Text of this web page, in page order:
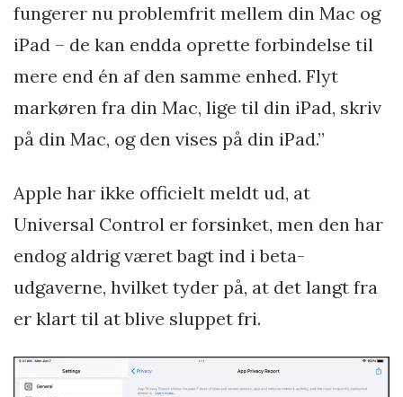
fungerer nu problemfrit mellem din Mac og
iPad – de kan endda oprette forbindelse til
mere end én af den samme enhed. Flyt
markøren fra din Mac, lige til din iPad, skriv
på din Mac, og den vises på din iPad.”
Apple har ikke officielt meldt ud, at
Universal Control er forsinket, men den har
endog aldrig været bagt ind i beta-
udgaverne, hvilket tyder på, at det langt fra
er klart til at blive sluppet fri.